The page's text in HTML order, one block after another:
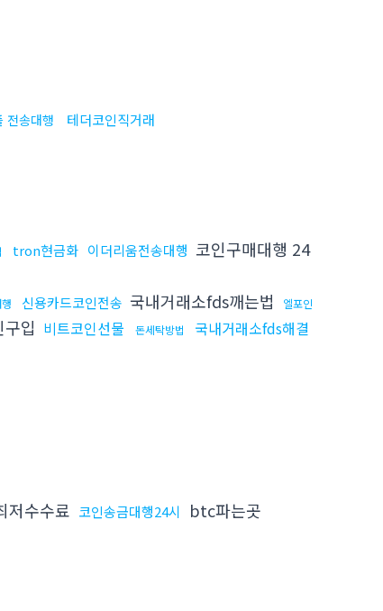
전송대행 테더코인직거래
tron현금화 이더리움전송대행 코인구매대행 24
신용카드코인전송 국내거래소fds깨는법
엘포인
입 비트코인선물 돈세탁방법
국내거래소fds해결
저수수료 코인송금대행24시 btc파는곳